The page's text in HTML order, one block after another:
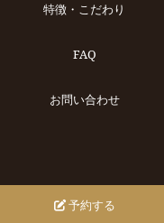
特徴・こだわり
FAQ
お問い合わせ
予約する